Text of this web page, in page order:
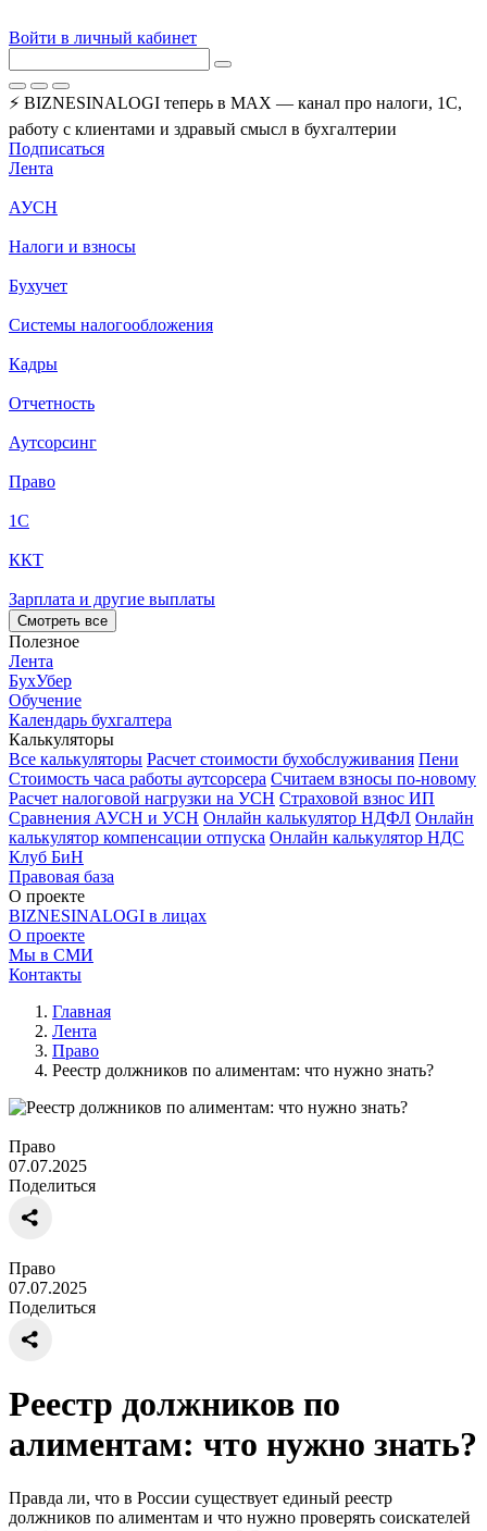
Войти в личный кабинет
⚡ BIZNESINALOGI теперь в MAX — канал про налоги, 1С,
работу с клиентами и здравый смысл в бухгалтерии
Подписаться
Лента
АУСН
Налоги и взносы
Бухучет
Системы налогообложения
Кадры
Отчетность
Аутсорсинг
Право
1С
ККТ
Зарплата и другие выплаты
Смотреть все
Полезное
Лента
БухУбер
Обучение
Календарь бухгалтера
Калькуляторы
Все калькуляторы Расчет стоимости бухобслуживания Пени
Стоимость часа работы аутсорсера Считаем взносы по-новому
Расчет налоговой нагрузки на УСН Страховой взнос ИП
Сравнения АУСН и УСН Онлайн калькулятор НДФЛ Онлайн
калькулятор компенсации отпуска Онлайн калькулятор НДС
Клуб БиН
Правовая база
О проекте
BIZNESINALOGI в лицах
О проекте
Мы в СМИ
Контакты
Главная
Лента
Право
Реестр должников по алиментам: что нужно знать?
Право
07.07.2025
Поделиться
Право
07.07.2025
Поделиться
Реестр должников по
алиментам: что нужно знать?
Правда ли, что в России существует единый реестр
должников по алиментам и что нужно проверять соискателей